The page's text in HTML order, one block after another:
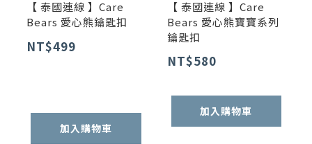
【 泰國連線 】Care
Bears 愛心熊鑰匙扣
NT$499
加入購物車
【 泰國連線 】Care
Bears 愛心熊寶寶系列
鑰匙扣
NT$580
加入購物車